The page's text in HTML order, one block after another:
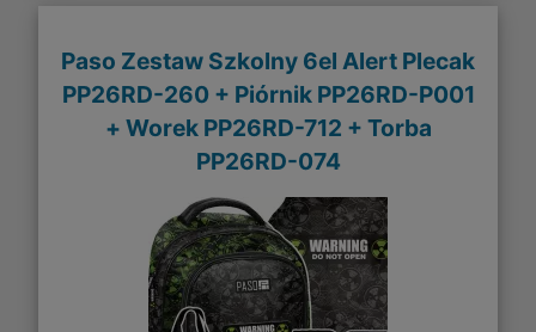
Paso Zestaw Szkolny 6el Alert Plecak
PP26RD-260 + Piórnik PP26RD-P001
+ Worek PP26RD-712 + Torba
PP26RD-074